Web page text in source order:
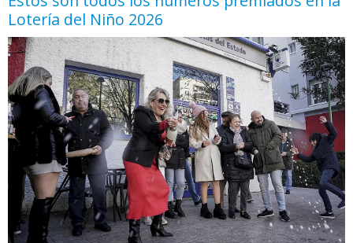
Lotería del Niño 2026